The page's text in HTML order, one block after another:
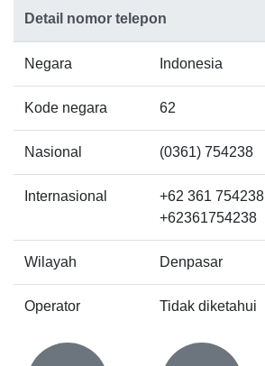
Detail nomor telepon
Negara Indonesia
Kode negara 62
Nasional (0361) 754238
Internasional
+62 361 754238
+62361754238
Wilayah Denpasar
Operator Tidak diketahui